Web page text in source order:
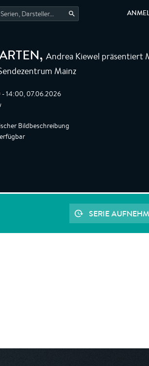
, Andrea Kiewel präsentiert
Mainz
- 14:00, 07.06.2026
Bildbeschreibung
SERIE